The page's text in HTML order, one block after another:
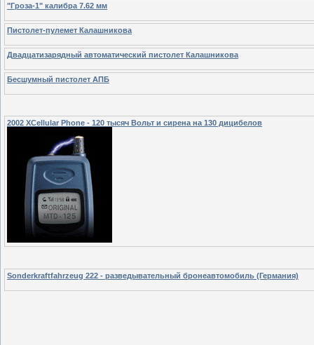
"Гроза-1" калибра 7.62 мм
Пистолет-пулемет Калашникова
Двадцатизарядный автоматический пистолет Калашникова
Бесшумный пистолет АПБ
2002 XCellular Phone - 120 тысяч Вольт и сирена на 130 дицибелов
Sonderkraftfahrzeug 222 - разведывательный бронеавтомобиль (Германия)